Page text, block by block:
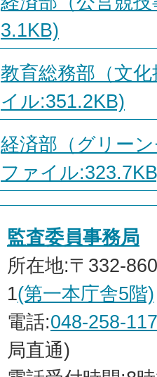
3.1KB)
教育総務部（文
イル:351.2KB)
経済部（グリー
ファイル
監査委員事務局
所在地:〒332-
1(第一本庁舎5階)
電話:048-258-
局直通)